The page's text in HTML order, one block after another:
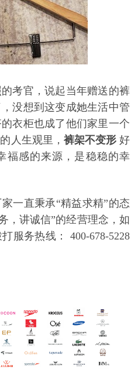
考官，说起当年赠送的裤
没想到这变成她生活中管
衣柜也成了他们家里一个
人生观里， 裤架不变形 好
福感的来源，是稳稳的幸
一直秉承“精益求精”的态
，讲诚信”的经营理念，如
服务热线： 400-678-5228